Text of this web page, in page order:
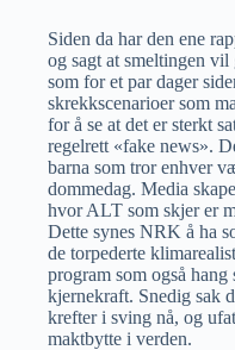
Siden da har den ene
og sagt at smeltingen vil
som for et par dager
skrekkscenarioer som
for å se at det er sterkt
regelrett «fake news».
barna som tror enhver
dommedag. Media
hvor ALT som skjer er
Dette synes NRK å ha
de torpederte
program som også hang
kjernekraft. Snedig sak
krefter i sving nå, og
maktbytte i verden.